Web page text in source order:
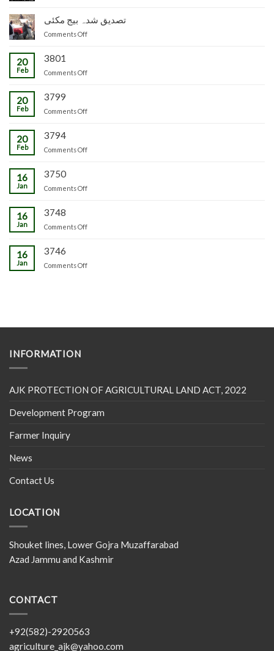
پنیریوں
کی
وجاہت
چڑکپورہ
کی
پیوندکاری
تصدیق شدہ بیج مکئی
Comments Offon
مکئی
20
Feb
3801
Comments Offon
20
Feb
3799
Comments Offon
20
Feb
3794
Comments Offon
16
Jan
3750
Comments Offon
16
Jan
3748
Comments Offon
16
Jan
3746
Comments Offon
INFORMATION
AJK PROTECTION OF AGRICULTURAL LAND ACT, 2022
Development Program
Farmer Inquiry
News
Contact Us
LOCATION
Shouket lines, Lower Gojra Muzaffarabad
Azad Jammu and Kashmir
CONTACT
+92(582)-2920563
agriculture_ajk@yahoo.com